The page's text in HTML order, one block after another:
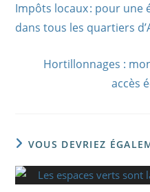
Impôts locaux : pour une
dans tous les quartiers
Hortillonnages :
accès
VOUS DEVRIEZ